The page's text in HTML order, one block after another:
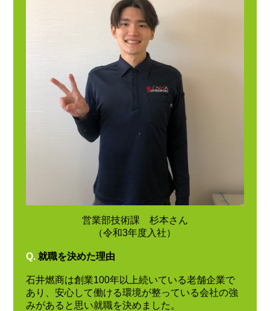
営業部技術課 杉本さん
（令和3年度入社）
Q. 就職を決めた理由
石井燃商は創業100年以上続いている老舗企業で
あり、安心して働ける環境が整っている会社の強
みがあると思い就職を決めました。